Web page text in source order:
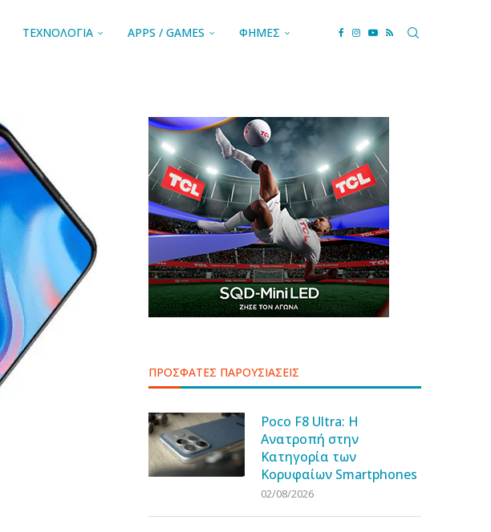
ΤΕΧΝΟΛΟΓΙΑ APPS / GAMES ΦΗΜΕΣ
ΠΡΟΣΦΑΤΕΣ ΠΑΡΟΥΣΙΑΣΕΙΣ
Poco F8 Ultra: Η
Ανατροπή στην
Κατηγορία των
Κορυφαίων Smartphones
02/08/2026